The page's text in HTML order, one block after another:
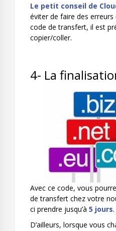
Le petit conseil de
éviter de faire des
code de transfert, il est
copier/coller.
4- La
Avec ce code, vous
de transfert chez votre
ci prendre jusqu’à 5 jours.
D’ailleurs, lorsque vous